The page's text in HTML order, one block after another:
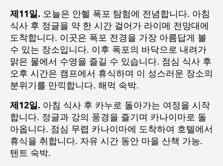
제11일. 오늘은 안헬 폭포 탐험에 전념합니다. 아침
식사 후 정글을 약 한 시간 걸어가 라이메 전망대에
도착합니다. 이곳은 폭포 전경을 가장 아름답게 볼
수 있는 장소입니다. 이후 폭포의 바닥으로 내려가
맑은 물에서 수영을 즐길 수 있습니다. 점심 식사 후
오후 시간은 캠프에서 휴식하며 이 성스러운 장소의
분위기를 만끽합니다. 해먹 숙박.
제12일. 아침 식사 후 카누로 돌아가는 여정을 시작
합니다. 정글과 강의 풍경을 즐기며 카나이마로 돌
아옵니다. 점심 무렵 카나이마에 도착하여 호텔에서
휴식을 취합니다. 자유 시간 동안 마을 산책 가능.
텐트 숙박.